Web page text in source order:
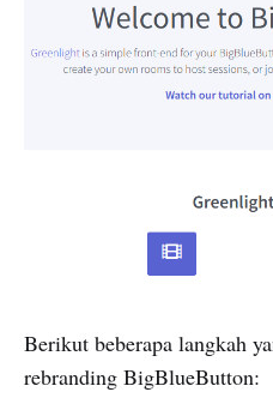
Berikut beberapa langkah
rebranding BigBlueButton: